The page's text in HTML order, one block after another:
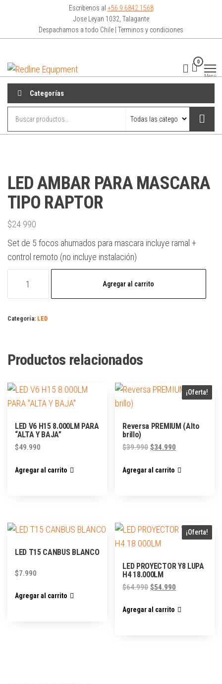
Escribenos al +56 9 6842 1568
Jose Leyan 1032, Talagante
Despachamos a todo Chile | Terminos y condiciones
Equipment
0
Menú
Categorías
LED AMBAR PARA MASCARA
TIPO RAPTOR
$24.990
Set de 5 focos ahumados para mascara incluye ramal +
control remoto (no incluye instalación)
Agregar al carrito
Categoría: LED
Productos relacionados
LED V6 H15 8.000LM PARA
“ALTA Y BAJA”
$49.990
Agregar al carrito
¡Oferta!
Reversa PREMIUM (Alto
brillo)
$39.990 $34.990
Agregar al carrito
LED T15 CANBUS BLANCO
$7.990
Agregar al carrito
¡Oferta!
LED PROYECTOR Y8 LUPA
H4 18.000LM
$64.990 $54.990
Agregar al carrito